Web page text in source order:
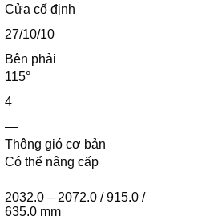
Cửa cố định
27/10/10
Bên phải
115°
4
—
Thông gió cơ bản
Có thể nâng cấp
2032.0 – 2072.0 / 915.0 /
635.0 mm